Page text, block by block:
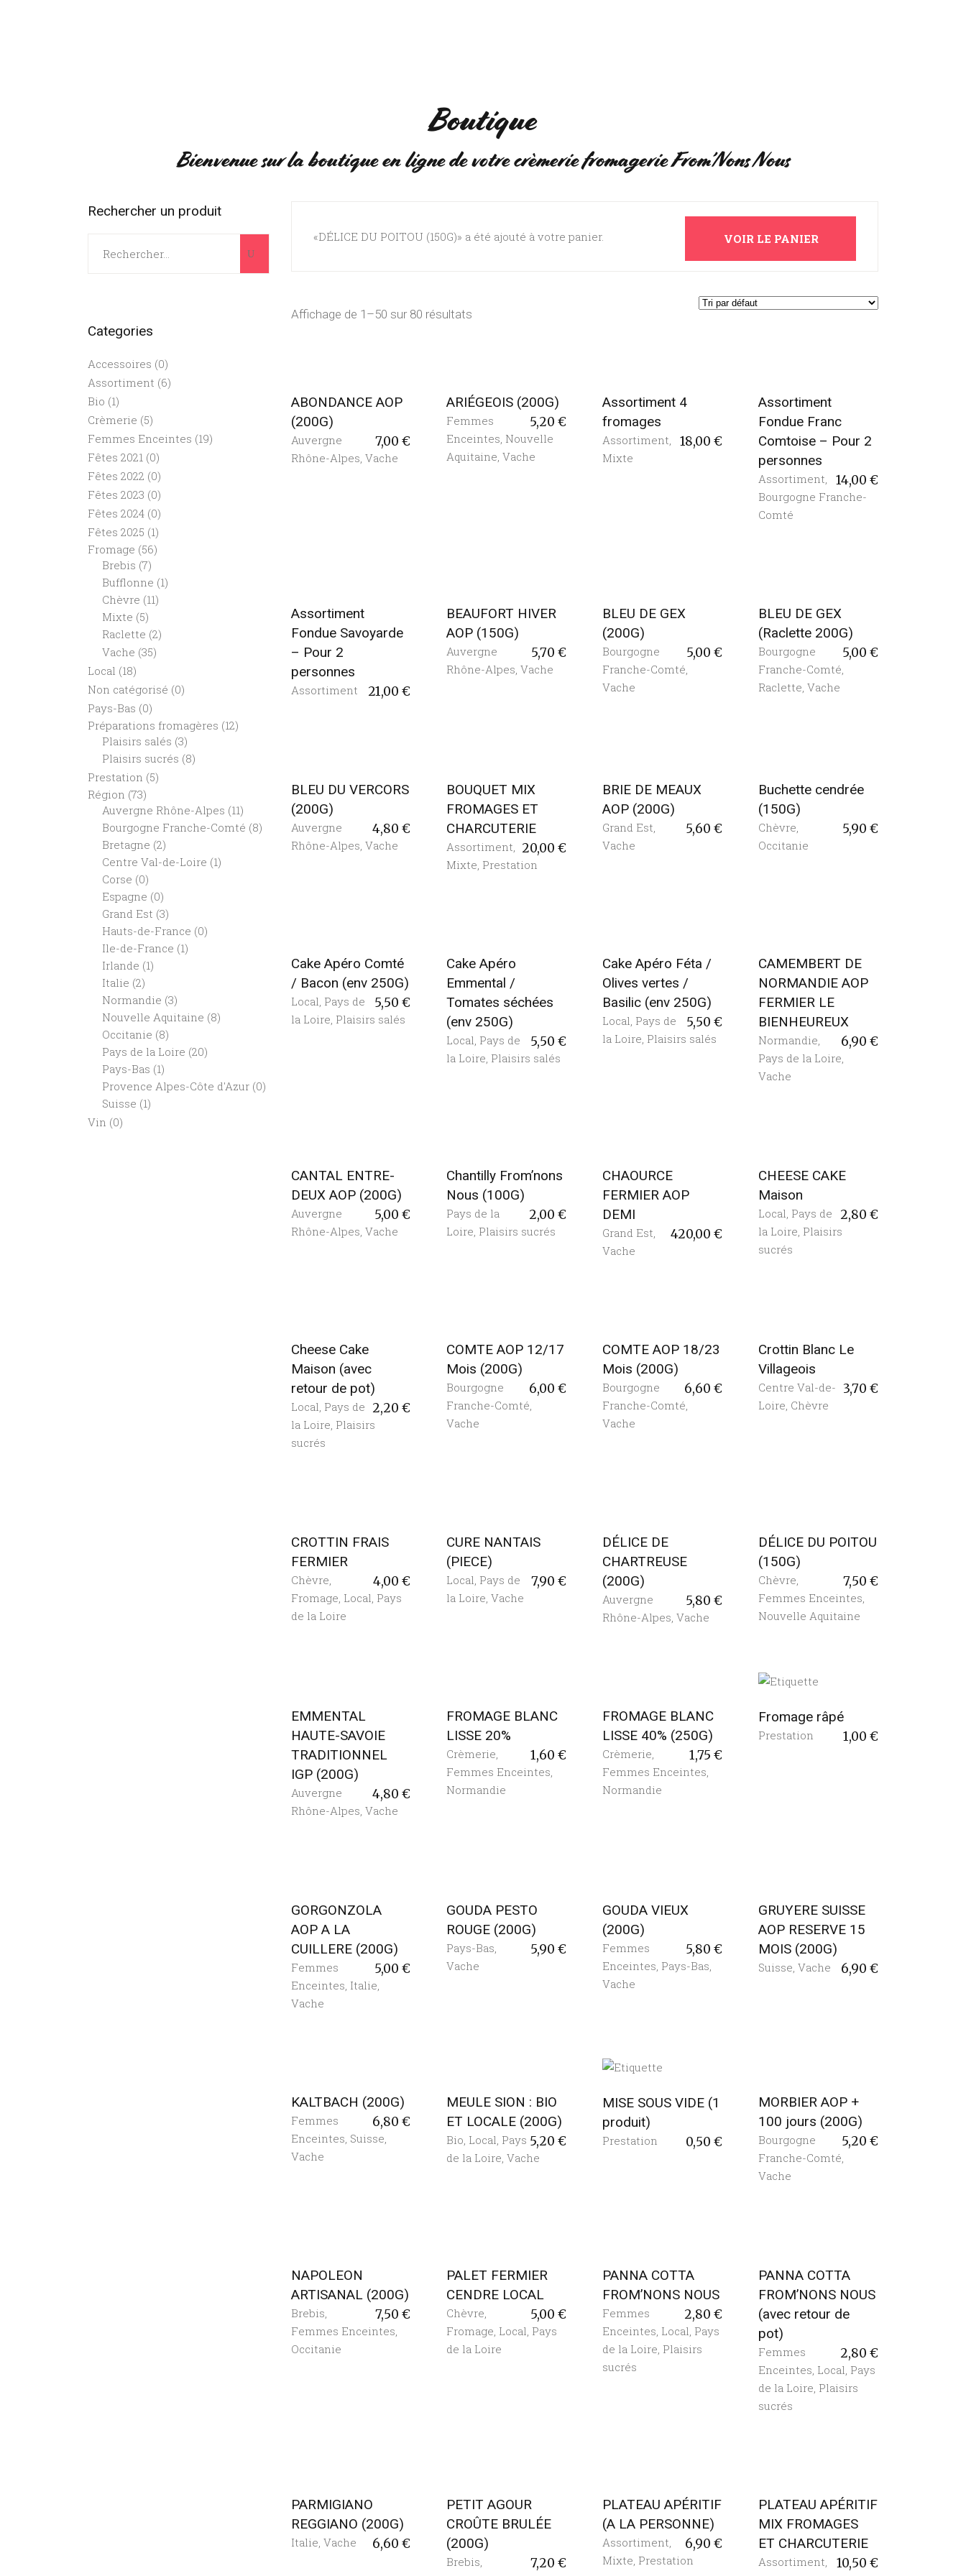
Boutique
Bienvenue sur la boutique en ligne de votre crèmerie fromagerie From’Nons Nous
VOIR LE PANIER
«DÉLICE DU POITOU (150G)» a été ajouté à votre panier.
Affichage de 1–50 sur 80 résultats
ABONDANCE AOP
(200G)
7,00€
Auvergne
Rhône-Alpes Vache
ARIÉGEOIS (200G)
5,20€
Femmes
Enceintes Nouvelle
Aquitaine ,Vache
Assortiment 4
fromages
18,00€
Assortiment
Mixte
Assortiment
Fondue Franc
Comtoise – Pour 2
personnes
14,00 €
Assortiment
Bourgogne Franche-
Comté
Assortiment
Fondue Savoyarde
– Pour 2
personnes
21,00€
Assortiment
BEAUFORT HIVER
AOP (150G)
5,70€
Auvergne
Rhône-Alpes,Vache
BLEU DE GEX
(200G)
5,00€
Bourgogne
Franche-Comté,
Vache
BLEU DE GEX
(Raclette 200G)
5,00 €
Bourgogne
Franche-Comté,
Raclette,Vache
BLEU DU VERCORS
(200G)
4,80€
Auvergne
Rhône-Alpes Vache
BOUQUET MIX
FROMAGES ET
CHARCUTERIE
20,00€
Assortiment
Mixte Prestation
BRIE DE MEAUX
AOP (200G)
5,60€
Grand Est
Vache
Buchette cendrée
(150G)
5,90 €
Chèvre
Occitanie
Cake Apéro Comté
/ Bacon (env 250G)
5,50€
Local, Pays de
la Loire, Plaisirs salés
Cake Apéro
Emmental /
Tomates séchées
(env 250G)
5,50€
Local, Pays de
la Loire, Plaisirs salés
Cake Apéro Féta /
Olives vertes /
Basilic (env 250G)
5,50€
Local, Pays de
la Loire, Plaisirs salés
CAMEMBERT DE
NORMANDIE AOP
FERMIER LE
BIENHEUREUX
6,90 €
Normandie,
Pays de la Loire,
Vache
CANTAL ENTRE-
DEUX AOP (200G)
5,00€
Auvergne
Rhône-Alpes Vache
Chantilly From’nons
Nous (100G)
2,00€
Pays de la
Loire Plaisirs sucrés
CHAOURCE
FERMIER AOP
DEMI
420,00€
Grand Est
Vache
CHEESE CAKE
Maison
2,80 €
Local Pays de
la Loire Plaisirs
sucrés
Cheese Cake
Maison (avec
retour de pot)
2,20€
Local, Pays de
la Loire, Plaisirs
sucrés
COMTE AOP 12/17
Mois (200G)
6,00€
Bourgogne
Franche-Comté,
Vache
COMTE AOP 18/23
Mois (200G)
6,60€
Bourgogne
Franche-Comté,
Vache
Crottin Blanc Le
Villageois
3,70 €
Centre Val-de-
Loire, Chèvre
CROTTIN FRAIS
FERMIER
4,00€
Chèvre
Fromage Local Pays
de la Loire
CURE NANTAIS
(PIECE)
7,90€
Local Pays de
la Loire ,Vache
DÉLICE DE
CHARTREUSE
(200G)
5,80€
Auvergne
Rhône-Alpes ,Vache
DÉLICE DU POITOU
(150G)
7,50 €
Chèvre
Femmes Enceintes
Nouvelle Aquitaine
EMMENTAL
HAUTE-SAVOIE
TRADITIONNEL
IGP (200G)
4,80€
Auvergne
Rhône-Alpes, Vache
FROMAGE BLANC
LISSE 20%
1,60€
Crèmerie,
Femmes Enceintes,
Normandie
FROMAGE BLANC
LISSE 40% (250G)
1,75€
Crèmerie,
Femmes Enceintes,
Normandie
Fromage râpé
1,00 €
Prestation
GORGONZOLA
AOP A LA
CUILLERE (200G)
5,00€
Femmes
Enceintes Italie
Vache
GOUDA PESTO
ROUGE (200G)
5,90€
Pays-Bas
Vache
GOUDA VIEUX
(200G)
5,80€
Femmes
Enceintes Pays-Bas
Vache
GRUYERE SUISSE
AOP RESERVE 15
MOIS (200G)
6,90 €
Suisse ,Vache
KALTBACH (200G)
6,80€
Femmes
Enceintes, Suisse,
Vache
MEULE SION : BIO
ET LOCALE (200G)
5,20€
Bio, Local, Pays
de la Loire,Vache
MISE SOUS VIDE (1
produit)
0,50€
Prestation
MORBIER AOP +
100 jours (200G)
5,20 €
Bourgogne
Franche-Comté,
Vache
NAPOLEON
ARTISANAL (200G)
7,50€
Brebis
Femmes Enceintes
Occitanie
PALET FERMIER
CENDRE LOCAL
5,00€
Chèvre
Fromage Local Pays
de la Loire
PANNA COTTA
FROM’NONS NOUS
2,80€
Femmes
Enceintes Local Pays
de la Loire Plaisirs
sucrés
PANNA COTTA
FROM’NONS NOUS
(avec retour de
pot)
2,80 €
Femmes
Enceintes Local Pays
de la Loire Plaisirs
sucrés
PARMIGIANO
REGGIANO (200G)
6,60€
Italie, Vache
PETIT AGOUR
CROÛTE BRULÉE
(200G)
7,20€
Brebis,
PLATEAU APÉRITIF
(A LA PERSONNE)
6,90€
Assortiment,
Mixte, Prestation
PLATEAU APÉRITIF
MIX FROMAGES
ET CHARCUTERIE
10,50 €
Assortiment,
Rechercher un produit
for:
Categories
Accessoires (0)
Assortiment (6)
Bio (1)
Crèmerie (5)
Femmes Enceintes (19)
Fêtes 2021 (0)
Fêtes 2022 (0)
Fêtes 2023 (0)
Fêtes 2024 (0)
Fêtes 2025 (1)
Fromage (56)
Brebis (7)
Bufflonne (1)
Chèvre (11)
Mixte (5)
Raclette (2)
Vache (35)
Local (18)
Non catégorisé (0)
Pays-Bas (0)
Préparations fromagères (12)
Plaisirs salés (3)
Plaisirs sucrés (8)
Prestation (5)
Région (73)
Auvergne Rhône-Alpes (11)
Bourgogne Franche-Comté (8)
Bretagne (2)
Centre Val-de-Loire (1)
Corse (0)
Espagne (0)
Grand Est (3)
Hauts-de-France (0)
Ile-de-France (1)
Irlande (1)
Italie (2)
Normandie (3)
Nouvelle Aquitaine (8)
Occitanie (8)
Pays de la Loire (20)
Pays-Bas (1)
Provence Alpes-Côte d'Azur (0)
Suisse (1)
Vin (0)